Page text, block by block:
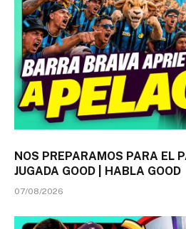
NOS PREPARAMOS PARA EL
JUGADA GOOD | HABLA GOOD
07/08/2026